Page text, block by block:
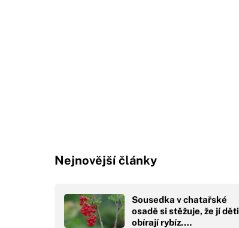
Nejnovější články
Sousedka v chatařské
osadě si stěžuje, že jí děti
obírají rybíz.…